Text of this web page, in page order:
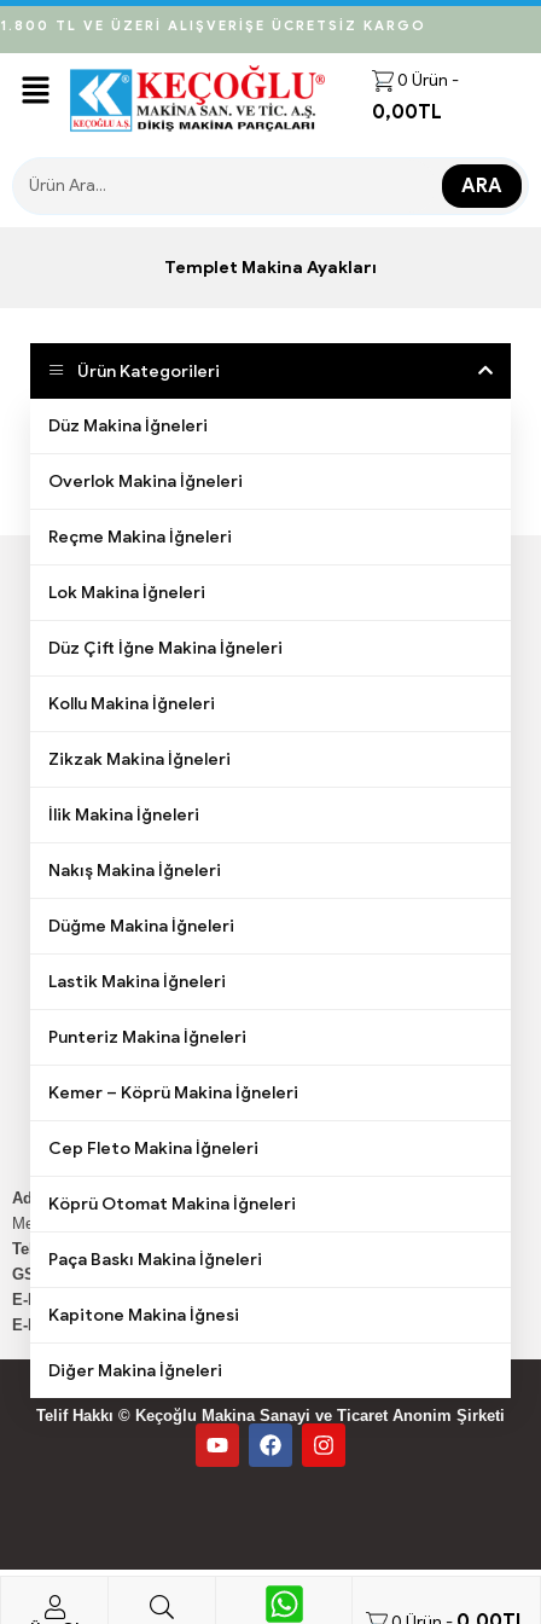
1.800 TL VE ÜZERİ ALIŞVERİŞE ÜCRETSİZ KARGO
0 Ürün -
0,00TL
ARA
Templet Makina Ayakları
Ürün Kategorileri
Düz Makina İğneleri
Overlok Makina İğneleri
Reçme Makina İğneleri
Lok Makina İğneleri
Düz Çift İğne Makina İğneleri
Kollu Makina İğneleri
Zikzak Makina İğneleri
İlik Makina İğneleri
Nakış Makina İğneleri
Düğme Makina İğneleri
Lastik Makina İğneleri
Punteriz Makina İğneleri
Kemer – Köprü Makina İğneleri
Cep Fleto Makina İğneleri
Köprü Otomat Makina İğneleri
Paça Baskı Makina İğneleri
Kapitone Makina İğnesi
Diğer Makina İğneleri
Favorilerim
Sipariş Takibi
Mesafeli Satış Sözleşmesi
Üyelik Koşulları
Sıkça Sorulan Sorular
Makina Parçaları
Sarf Malzemeler
Kesim Motorları
Adres:Keresteciler Sitesi Fatih cd. Güldalı Sk. No:7
Merter Güngören/ İSTANBUL
Telefon:
0212 502 45 06
GSM:
0549 737 19 71
E-Mail:
E-Mail: info@dikismakinaparca.com
Telif Hakkı © Keçoğlu Makina Sanayi ve Ticaret Anonim Şirketi